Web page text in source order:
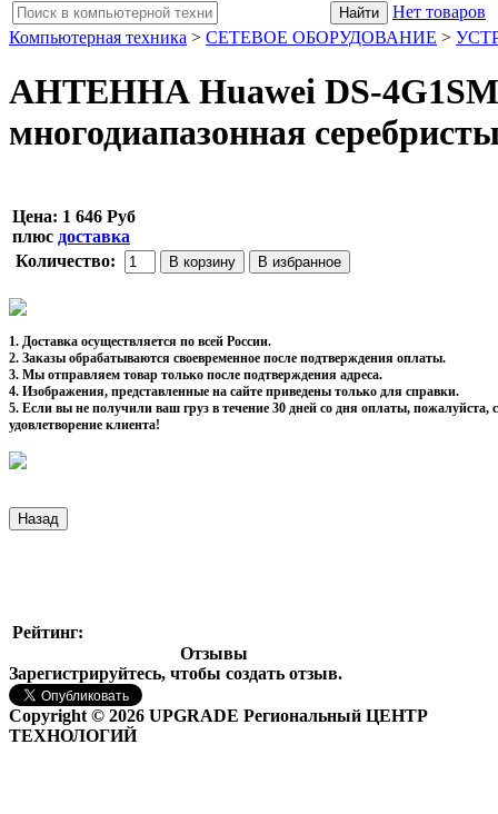
Нет товаров
Компьютерная техника > СЕТЕВОЕ ОБОРУДОВАНИЕ >
АНТЕННА Huawei DS-
многодиапазонная
Цена: 1 646 Руб
плюс доставка
Количество:
1. Доставка осуществляется по всей России.
2. Заказы обрабатываются своевременное после подтверждения оплаты.
3. Мы отправляем товар только после подтверждения адреса.
4. Изображения, представленные на сайте приведены только для справки.
5. Если вы не получили ваш груз в течение 30 дней со дня оплаты,
удовлетворение клиента!
Рейтинг:
Отзывы
Зарегистрируйтесь, чтобы создать отзыв.
Copyright © 2026 UPGRADE Региональный ЦЕНТР
ТЕХНОЛОГИЙ